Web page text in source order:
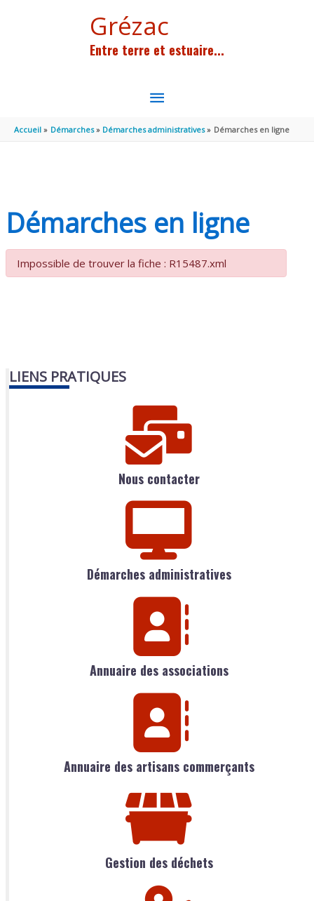
Grézac
Entre terre et estuaire...
MENU
PRINCIPAL
Accueil Démarches Démarches administratives Démarches en ligne
Démarches en ligne
Impossible de trouver la fiche : R15487.xml
LIENS PRATIQUES
Nous contacter
Démarches administratives
Annuaire des associations
Annuaire des artisans commerçants
Gestion des déchets